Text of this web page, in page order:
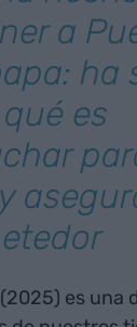
a
ha
es
(2025) es una